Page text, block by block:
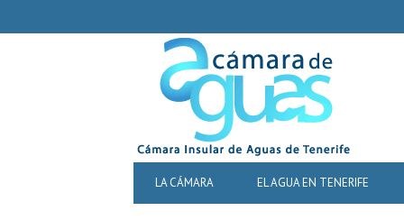
NAVIGATION
PRIMARY
NAVIGATION
LA CÁMARA EL AGUA EN TENERIFE